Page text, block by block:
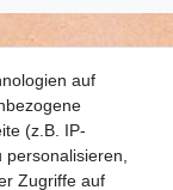
auf
(z.B. IP-
Zugriffe auf
bis 17.30 Uhr